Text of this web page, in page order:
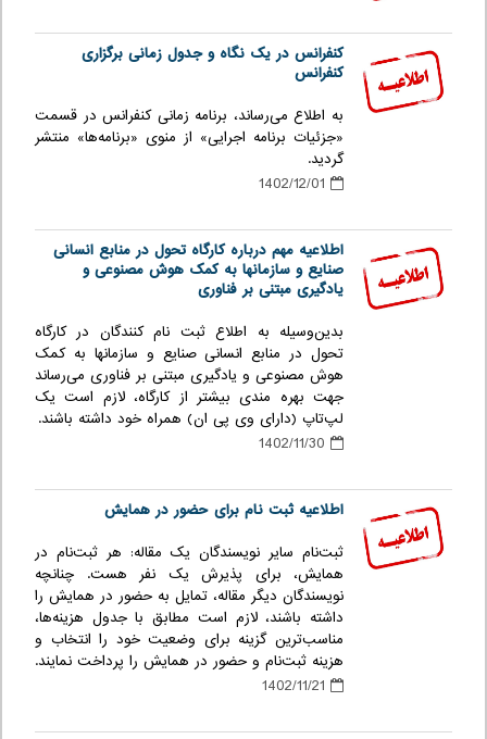
کنفرانس در یک نگاه و جدول زمانی برگزاری
کنفرانس
به اطلاع می‌رساند، برنامه زمانی کنفرانس در قسمت
«جزئیات برنامه اجرایی» از منوی «برنامه‌ها» منتشر
گردید.
اطلاعیه مهم درباره کارگاه تحول در منابع انسانی
صنایع و سازمانها به کمک هوش مصنوعی و
یادگیری مبتنی بر فناوری
بدین‌وسیله به اطلاع ثبت نام کنندگان در کارگاه
تحول در منابع انسانی صنایع و سازمانها به کمک
هوش مصنوعی و یادگیری مبتنی بر فناوری می‌رساند
جهت بهره مندی بیشتر از کارگاه، لازم است یک
لپ‌تاپ (دارای وی پی ان) همراه خود داشته باشند.
اطلاعیه ثبت نام برای حضور در همایش
ثبت‌نام سایر نویسندگان یک مقاله: هر ثبت‌نام در
همایش، برای پذیرش یک نفر هست. چنانچه
نویسندگان دیگر مقاله، تمایل به حضور در همایش را
داشته باشند، لازم است مطابق با جدول هزینه‌ها،
مناسب‌ترین گزینه برای وضعیت خود را انتخاب و
هزینه ثبت‌نام و حضور در همایش را پرداخت نمایند.